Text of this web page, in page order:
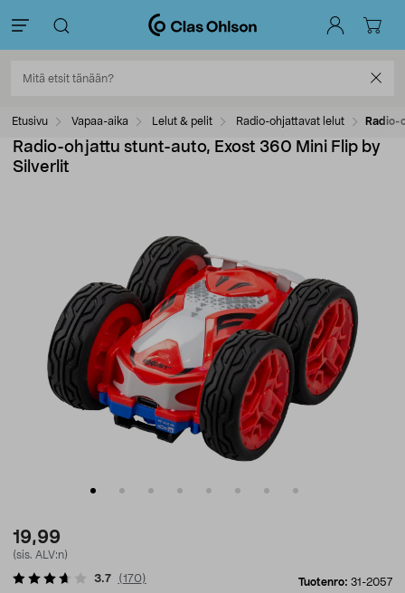
Etusivu Vapaa-aika Lelut & pelit Radio-ohjattavat lelut Radio-
Radio-ohjattu stunt-auto, Exost 360 Mini Flip by
Silverlit
19,99
(sis. ALV:n)
Tuotenro: 31-2057
3.7 (170)